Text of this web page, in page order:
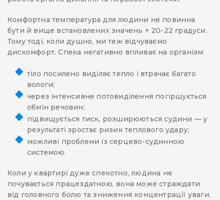
Комфортна температура для людини не повинна
бути й вище встановлених значень + 20-22 градуси.
Тому тоді, коли душно, ми теж відчуваємо
дискомфорт. Спека негативно впливає на організм:
тіло посилено виділяє тепло і втрачає багато
вологи;
через інтенсивне потовиділення погіршується
обмін речовин;
підвищується тиск, розширюються судини — у
результаті зростає ризик теплового удару;
можливі проблеми із серцево-судинною
системою.
Коли у квартирі дуже спекотно, людина не
почувається працездатною, вона може страждати
від головного болю та зниження концентрації уваги.